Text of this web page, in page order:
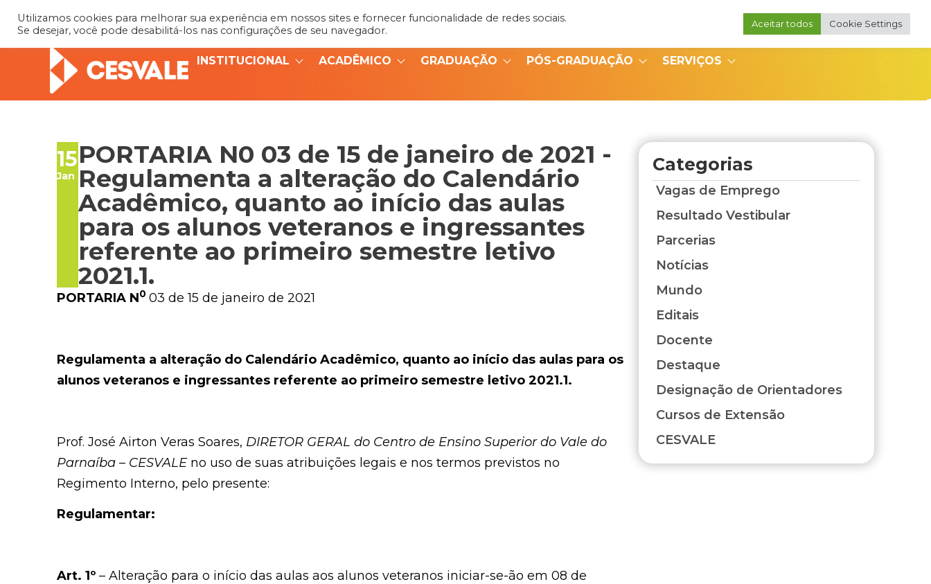
Portal do Coordenador
INSTITUCIONAL ACADÊMICO GRADUAÇÃO PÓS-GRADUAÇÃO SERVIÇOS
15
Jan
PORTARIA N0 03 de 15 de janeiro de 2021 -
Regulamenta a alteração do Calendário
Acadêmico, quanto ao início das aulas
para os alunos veteranos e ingressantes
referente ao primeiro semestre letivo
2021.1.
PORTARIA N0 03 de 15 de janeiro de 2021
Regulamenta a alteração do Calendário Acadêmico, quanto ao início das aulas para os
alunos veteranos e ingressantes referente ao primeiro semestre letivo 2021.1.
Prof. José Airton Veras Soares, DIRETOR GERAL do Centro de Ensino Superior do Vale do
Parnaíba – CESVALE no uso de suas atribuições legais e nos termos previstos no
Regimento Interno, pelo presente:
Regulamentar:
Art. 1º – Alteração para o início das aulas aos alunos veteranos iniciar-se-ão em 08 de
Categorias
Vagas de Emprego
Resultado Vestibular
Parcerias
Notícias
Mundo
Editais
Docente
Destaque
Designação de Orientadores
Cursos de Extensão
CESVALE
Utilizamos cookies para melhorar sua experiência em nossos sites e fornecer funcionalidade de redes sociais.
Se desejar, você pode desabilitá-los nas configurações de seu navegador.
Aceitar todos Cookie Settings